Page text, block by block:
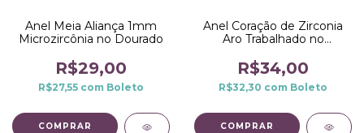
Anel Meia Aliança 1mm
Microzircônia no Dourado
R$29,00
R$27,55 com Boleto
COMPRAR
Anel Coração de Zirconia
Aro Trabalhado no
R$34,00
R$32,30 com Boleto
COMPRAR